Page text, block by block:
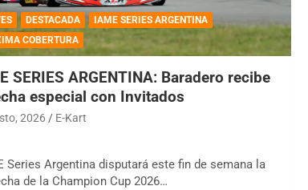
DESTACADA
IAME SERIES ARGENTINA
COBERTURA
SERIES ARGENTINA: Baradero recibe
especial con Invitados
2026 E-Kart
Series Argentina disputará este fin de semana la
de la Champion Cup 2026…